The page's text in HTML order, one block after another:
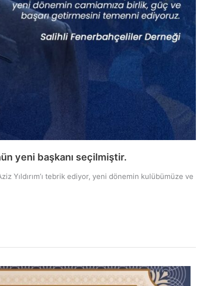
yeni başkanı seçilmiştir.
Yıldırım’ı tebrik ediyor, yeni dönemin kulübümüze ve